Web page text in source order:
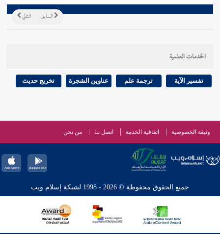
التالي السابق
الخدمات العلمية
تفسير الآية ترجمة علم عناوين الشجرة تخريج حديث
وثيقة الخصوصية اتفاقية الخدمة اتصل بنا من نحن
جميع الحقوق محفوظة © 2026 - 1998 لشبكة إسلام ويب